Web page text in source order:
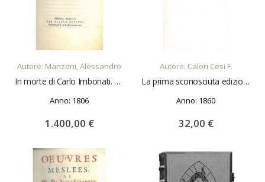
AGGIUNGI AL CARRELLO
Autore: Manzoni, Alessandro
In morte di Carlo Imbonati. Versi di Alessandro Manzoni a Giulia Beccaria sua madre
Anno: 1806
1.400,00 €
Autore: Calori Cesi F.
La prima sconosciuta edizione delle rivelazioni di S. Brigida. Lettera al chiarissimo Bartolomeo Veratti
Anno: 1860
32,00 €